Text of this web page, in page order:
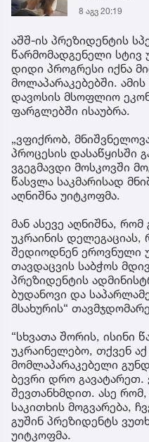
იმნაძის
საუბრობს გიგა
ავალიანის
8 აგვ 20:19
აშშ-ის პრეზიდენტის
წარმომადგენელი სტივ
დიდი პროგრესი იქნა
მოლაპარაკებებში.
დავოსის მსოფლიო
ფარგლებში ისაუბრა.
„ვფიქრობ,
პროცესის დასაწყისში
ვგეგმავდი მოსკოვში
წასვლა საკმარისად
აღნიშნა უიტკოფმა.
მან ასევე აღნიშნა, რომ
უკრაინის
შედიოდნენ ეროვნული
თავდაცვის საბჭოს
პრეზიდენტის
ბუდანოვი და
მსახურის“
“სხვათა შორის, ისინი
უკრაინელებო, თქვენ აქ
მომლაპარაკებელი
ბევრი დრო
შევთანხმდით. ასე
საკითხის მოგვარება,
გუშინ პრეზიდენტს
უიტკოფმა.